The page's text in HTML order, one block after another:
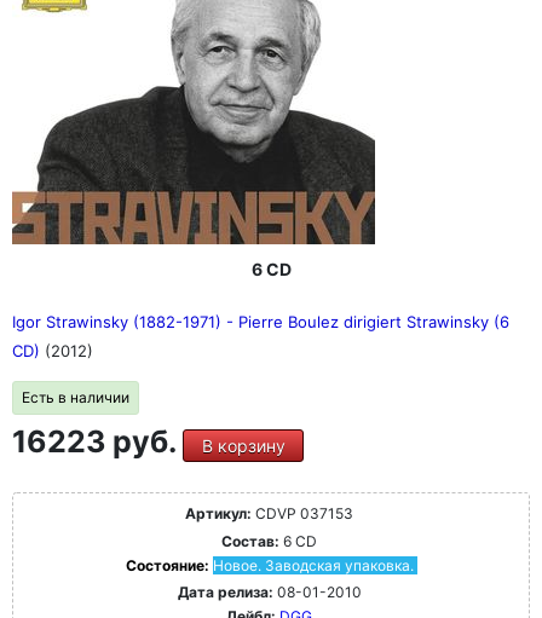
6 CD
Igor Strawinsky (1882-1971) - Pierre Boulez dirigiert Strawinsky (6
CD) (2012)
Есть в наличии
16223 руб. В корзину
Артикул: CDVP 037153
Состав: 6 CD
Состояние: Новое. Заводская упаковка.
Дата релиза: 08-01-2010